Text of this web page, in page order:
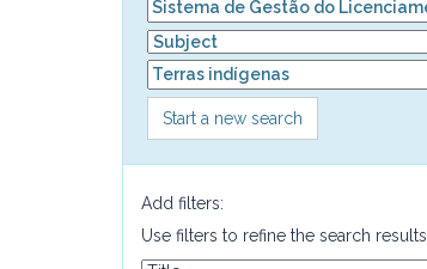
Start a new search
Add filters:
Use filters to refine the search results.